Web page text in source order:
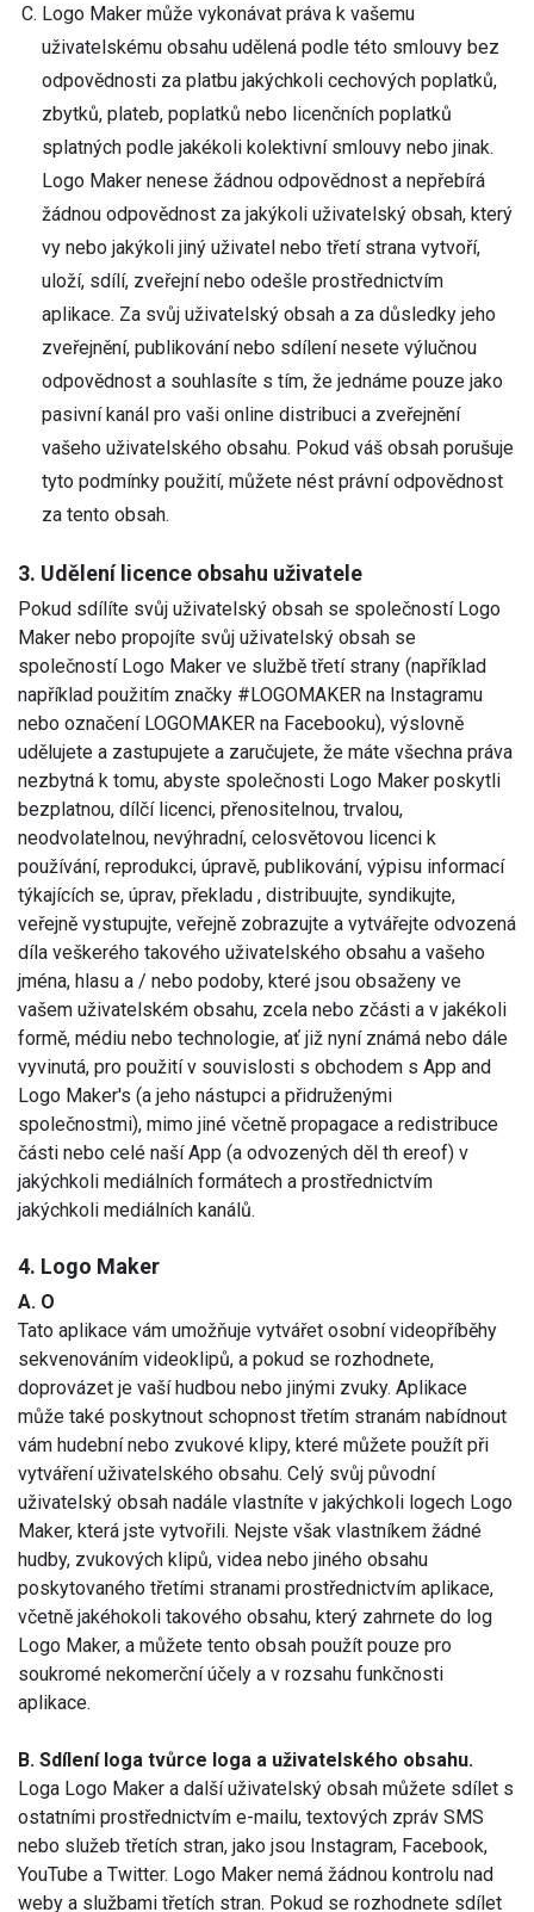
Logo Maker může vykonávat práva k vašemu
uživatelskému obsahu udělená podle této smlouvy bez
odpovědnosti za platbu jakýchkoli cechových poplatků,
zbytků, plateb, poplatků nebo licenčních poplatků
splatných podle jakékoli kolektivní smlouvy nebo jinak.
Logo Maker nenese žádnou odpovědnost a nepřebírá
žádnou odpovědnost za jakýkoli uživatelský obsah, který
vy nebo jakýkoli jiný uživatel nebo třetí strana vytvoří,
uloží, sdílí, zveřejní nebo odešle prostřednictvím
aplikace. Za svůj uživatelský obsah a za důsledky jeho
zveřejnění, publikování nebo sdílení nesete výlučnou
odpovědnost a souhlasíte s tím, že jednáme pouze jako
pasivní kanál pro vaši online distribuci a zveřejnění
vašeho uživatelského obsahu. Pokud váš obsah porušuje
tyto podmínky použití, můžete nést právní odpovědnost
za tento obsah.
3. Udělení licence obsahu uživatele
Pokud sdílíte svůj uživatelský obsah se společností Logo
Maker nebo propojíte svůj uživatelský obsah se
společností Logo Maker ve službě třetí strany (například
například použitím značky #LOGOMAKER na Instagramu
nebo označení LOGOMAKER na Facebooku), výslovně
udělujete a zastupujete a zaručujete, že máte všechna práva
nezbytná k tomu, abyste společnosti Logo Maker poskytli
bezplatnou, dílčí licenci, přenositelnou, trvalou,
neodvolatelnou, nevýhradní, celosvětovou licenci k
používání, reprodukci, úpravě, publikování, výpisu informací
týkajících se, úprav, překladu , distribuujte, syndikujte,
veřejně vystupujte, veřejně zobrazujte a vytvářejte odvozená
díla veškerého takového uživatelského obsahu a vašeho
jména, hlasu a / nebo podoby, které jsou obsaženy ve
vašem uživatelském obsahu, zcela nebo zčásti a v jakékoli
formě, médiu nebo technologie, ať již nyní známá nebo dále
vyvinutá, pro použití v souvislosti s obchodem s App and
Logo Maker's (a jeho nástupci a přidruženými
společnostmi), mimo jiné včetně propagace a redistribuce
části nebo celé naší App (a odvozených děl th ereof) v
jakýchkoli mediálních formátech a prostřednictvím
jakýchkoli mediálních kanálů.
4. Logo Maker
A. O
Tato aplikace vám umožňuje vytvářet osobní videopříběhy
sekvenováním videoklipů, a pokud se rozhodnete,
doprovázet je vaší hudbou nebo jinými zvuky. Aplikace
může také poskytnout schopnost třetím stranám nabídnout
vám hudební nebo zvukové klipy, které můžete použít při
vytváření uživatelského obsahu. Celý svůj původní
uživatelský obsah nadále vlastníte v jakýchkoli logech Logo
Maker, která jste vytvořili. Nejste však vlastníkem žádné
hudby, zvukových klipů, videa nebo jiného obsahu
poskytovaného třetími stranami prostřednictvím aplikace,
včetně jakéhokoli takového obsahu, který zahrnete do log
Logo Maker, a můžete tento obsah použít pouze pro
soukromé nekomerční účely a v rozsahu funkčnosti
aplikace.
B. Sdílení loga tvůrce loga a uživatelského obsahu.
Loga Logo Maker a další uživatelský obsah můžete sdílet s
ostatními prostřednictvím e-mailu, textových zpráv SMS
nebo služeb třetích stran, jako jsou Instagram, Facebook,
YouTube a Twitter. Logo Maker nemá žádnou kontrolu nad
weby a službami třetích stran. Pokud se rozhodnete sdílet